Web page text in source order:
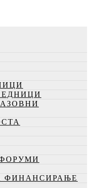
ФИНАНСИРАЊЕ